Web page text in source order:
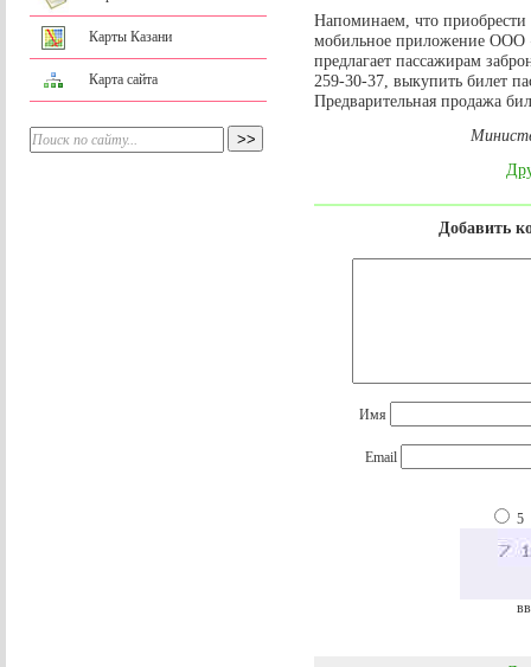
Карты Казани
Карта сайта
Напоминаем, что приобрести
мобильное приложение ООО
предлагает пассажирам
259-30-37, выкупить билет
Предварительная продажа
Добавить
Имя
Email
5